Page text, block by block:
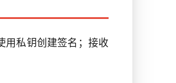
用私钥创建签名；接收